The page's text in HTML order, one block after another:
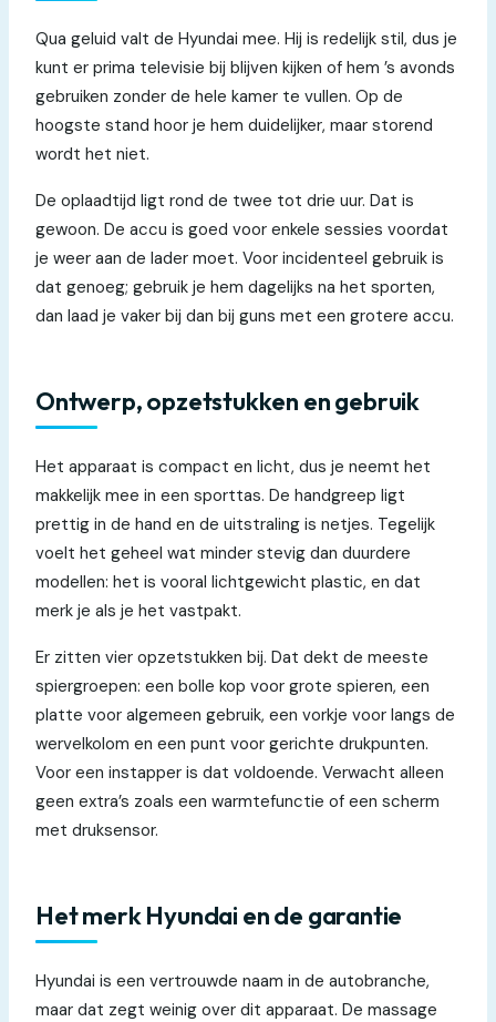
Qua geluid valt de Hyundai mee. Hij is redelijk stil, dus je
kunt er prima televisie bij blijven kijken of hem ’s avonds
gebruiken zonder de hele kamer te vullen. Op de
hoogste stand hoor je hem duidelijker, maar storend
wordt het niet.
De oplaadtijd ligt rond de twee tot drie uur. Dat is
gewoon. De accu is goed voor enkele sessies voordat
je weer aan de lader moet. Voor incidenteel gebruik is
dat genoeg; gebruik je hem dagelijks na het sporten,
dan laad je vaker bij dan bij guns met een grotere accu.
Ontwerp, opzetstukken en gebruik
Het apparaat is compact en licht, dus je neemt het
makkelijk mee in een sporttas. De handgreep ligt
prettig in de hand en de uitstraling is netjes. Tegelijk
voelt het geheel wat minder stevig dan duurdere
modellen: het is vooral lichtgewicht plastic, en dat
merk je als je het vastpakt.
Er zitten vier opzetstukken bij. Dat dekt de meeste
spiergroepen: een bolle kop voor grote spieren, een
platte voor algemeen gebruik, een vorkje voor langs de
wervelkolom en een punt voor gerichte drukpunten.
Voor een instapper is dat voldoende. Verwacht alleen
geen extra’s zoals een warmtefunctie of een scherm
met druksensor.
Het merk Hyundai en de garantie
Hyundai is een vertrouwde naam in de autobranche,
maar dat zegt weinig over dit apparaat. De massage